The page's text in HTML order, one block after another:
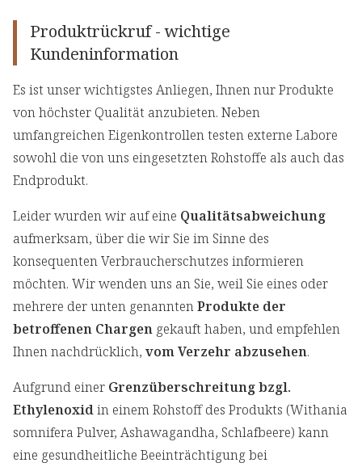
Produktrückruf - wichtige
Kundeninformation
Es ist unser wichtigstes Anliegen, Ihnen nur Produkte
von höchster Qualität anzubieten. Neben
umfangreichen Eigenkontrollen testen externe Labore
sowohl die von uns eingesetzten Rohstoffe als auch das
Endprodukt.
Leider wurden wir auf eine Qualitätsabweichung
aufmerksam, über die wir Sie im Sinne des
konsequenten Verbraucherschutzes informieren
möchten. Wir wenden uns an Sie, weil Sie eines oder
mehrere der unten genanntenProdukte der
betroffenen Chargen gekauft haben, und empfehlen
Ihnen nachdrücklich, vom Verzehr abzusehen.
Aufgrund einer Grenzüberschreitung bzgl.
Ethylenoxidin einem Rohstoff des Produkts (Withania
somnifera Pulver, Ashawagandha, Schlafbeere) kann
eine gesundheitliche Beeinträchtigung bei